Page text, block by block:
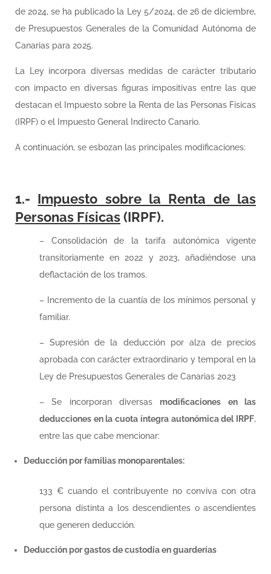
de 2024, se ha publicado la Ley 5/2024, de 26 de diciembre,
de Presupuestos Generales de la Comunidad Autónoma de
Canarias para 2025.
La Ley incorpora diversas medidas de carácter tributario
con impacto en diversas figuras impositivas entre las que
destacan el Impuesto sobre la Renta de las Personas Físicas
(IRPF) o el Impuesto General Indirecto Canario.
A continuación, se esbozan las principales modificaciones:
1.- Impuesto sobre la Renta de las
Personas Físicas(IRPF).
– Consolidación de la tarifa autonómica vigente
transitoriamente en 2022 y 2023, añadiéndose una
deflactación de los tramos.
– Incremento de la cuantía de los mínimos personal y
familiar.
– Supresión de la deducción por alza de precios
aprobada con carácter extraordinario y temporal en la
Ley de Presupuestos Generales de Canarias 2023
– Se incorporan diversas modificaciones en las
deducciones en la cuota íntegra autonómica del IRPF,
entre las que cabe mencionar:
Deducción por familias monoparentales:
133 € cuando el contribuyente no conviva con otra
persona distinta a los descendientes o ascendientes
que generen deducción.
Deducción por gastos de custodia en guarderías